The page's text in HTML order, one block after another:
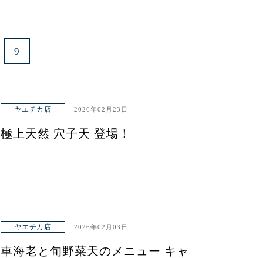
9
ヤエチカ店 2026年02月23日
極上天然 穴子天 登場！
ヤエチカ店 2026年02月03日
車海老と旬野菜天のメニュー キャ